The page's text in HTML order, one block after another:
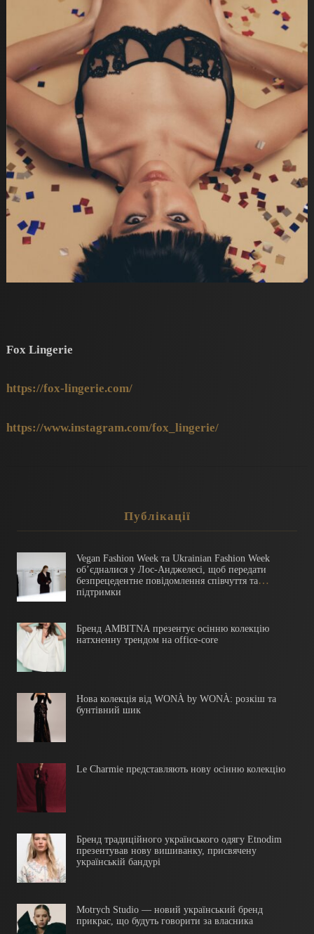
Fox Lingerie
https://fox-lingerie.com/
https://www.instagram.com/fox_lingerie/
Публікації
Vegan Fashion Week​​ та Ukrainian Fashion Week
об’єдналися у Лос-Анджелесі, щоб передати
безпрецедентне повідомлення співчуття та
підтримки
Бренд AMBITNA презентує осінню колекцію
натхненну трендом на office-core
Нова колекція від WONÀ by WONÀ: розкіш та
бунтівний шик
Le Charmie представляють нову осінню колекцію
Бренд традиційного українського одягу Etnodim
презентував нову вишиванку, присвячену
українській бандурі
Motrych Studio — новий український бренд
прикрас, що будуть говорити за власника